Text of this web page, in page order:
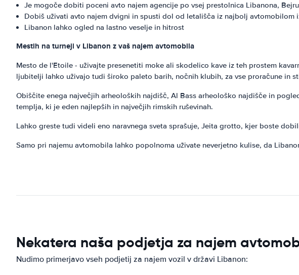
Je mogoče dobiti poceni avto najem agencije po vsej prestolnica Libanona,
Dobiš uživati avto najem dvigni in spusti dol od letališča iz najbolj avtomobilom
Libanon lahko ogled na lastno veselje in hitrost
Mestih na turneji v Libanon z vaš najem avtomobila
Mesto de l'Etoile - uživajte presenetiti moke ali skodelico kave iz teh prostem
ljubitelji lahko uživajo tudi široko paleto barih, nočnih klubih, za vse proračune in
Obiščite enega največjih arheoloških najdišč, Al Bass arheološko najdišče in
templja, ki je eden najlepših in največjih rimskih ruševinah.
Lahko greste tudi videli eno naravnega sveta sprašuje, Jeita grotto, kjer boste
Samo pri najemu avtomobila lahko popolnoma uživate neverjetno kulise, da
Nekatera naša podjetja za najem
Nudimo primerjavo vseh podjetij za najem vozil v državi Libanon: